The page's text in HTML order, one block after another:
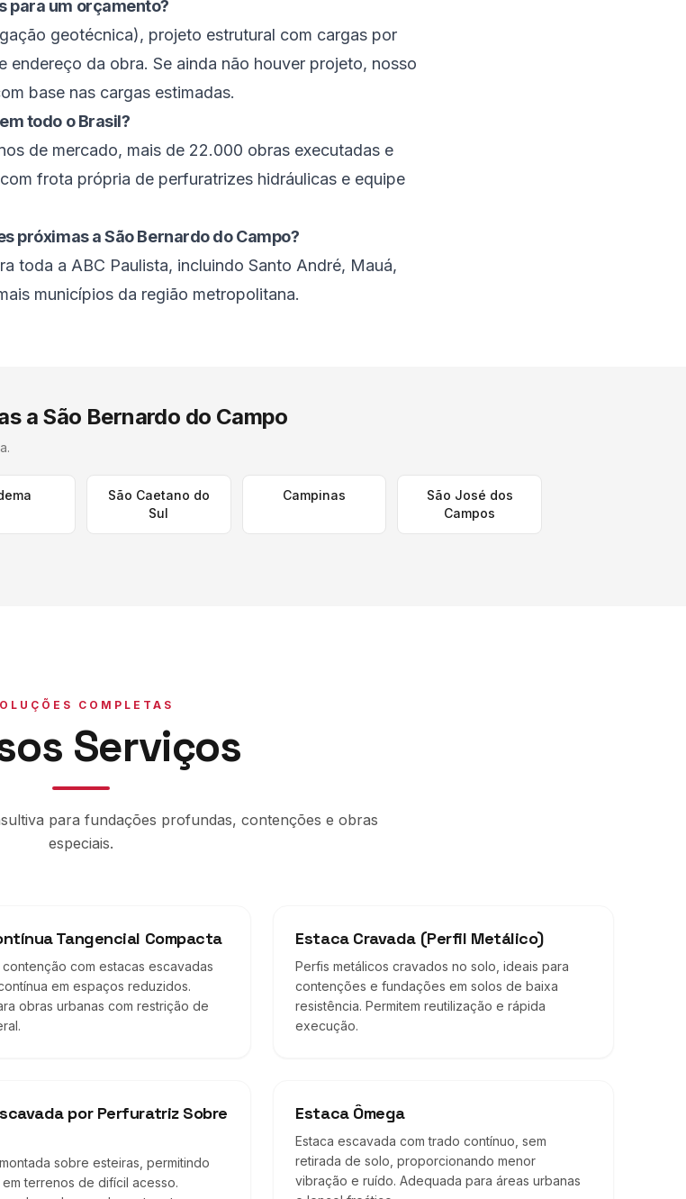
para um orçamento?
geotécnica), projeto estrutural com cargas por
endereço da obra. Se ainda não houver projeto, nosso
base nas cargas estimadas.
todo o Brasil?
de mercado, mais de 22.000 obras executadas e
frota própria de perfuratrizes hidráulicas e equipe
próximas a São Bernardo do Campo?
toda a ABC Paulista, incluindo Santo André, Mauá,
municípios da região metropolitana.
a São Bernardo do Campo
.
São Caetano do
Sul
Campinas
São José dos
Campos
COMPLETAS
Serviços
para fundações profundas, contenções e obras
especiais.
Tangencial Compacta
contenção com estacas escavadas
em espaços reduzidos.
obras urbanas com restrição de
Estaca Cravada (Perfil Metálico)
Perfis metálicos cravados no solo, ideais para
contenções e fundações em solos de baixa
resistência. Permitem reutilização e rápida
execução.
por Perfuratriz Sobre
sobre esteiras, permitindo
terrenos de difícil acesso.
Estaca Ômega
Estaca escavada com trado contínuo, sem
retirada de solo, proporcionando menor
vibração e ruído. Adequada para áreas urbanas